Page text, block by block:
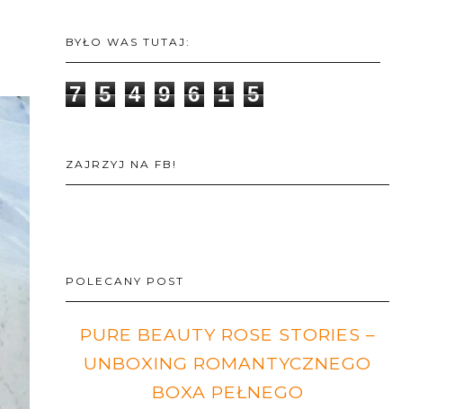
BYŁO WAS TUTAJ:
7 5 4 9 6 1 5
ZAJRZYJ NA FB!
POLECANY POST
PURE BEAUTY ROSE STORIES –
UNBOXING ROMANTYCZNEGO
BOXA PEŁNEGO